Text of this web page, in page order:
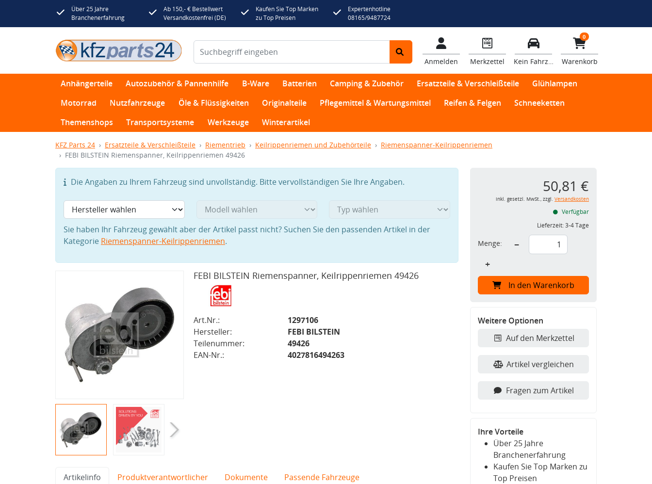
Über 25 Jahre
Branchenerfahrung
Ab 150,- € Bestellwert
Versandkostenfrei (DE)
Kaufen Sie Top Marken
zu Top Preisen
Expertenhotline
08165/9487724
Anmelden Merkzettel Kein Fahrzeug
0
Warenkorb
Anhängerteile Autozubehör & Pannenhilfe B-Ware Batterien Camping & Zubehör Ersatzteile & Verschleißteile
Glühlampen
Motorrad
Nutzfahrzeuge Öle & Flüssigkeiten Originalteile Pflegemittel & Wartungsmittel Reifen & Felgen
Schneeketten
Themenshops
Transportsysteme Werkzeuge Winterartikel
KFZ Parts 24 Ersatzteile & Verschleißteile Riementrieb Keilrippenriemen und Zubehörteile
Riemenspanner-Keilrippenriemen
FEBI BILSTEIN Riemenspanner, Keilrippenriemen 49426
Die Angaben zu Ihrem Fahrzeug sind unvollständig. Bitte vervollständigen Sie Ihre Angaben.
Sie haben Ihr Fahrzeug gewählt aber der Artikel passt nicht? Suchen Sie den passenden Artikel in der
Kategorie Riemenspanner-Keilrippenriemen.
FEBI BILSTEIN Riemenspanner, Keilrippenriemen 49426
Art.Nr.:
1297106
Hersteller:
FEBI BILSTEIN
Teilenummer:
49426
EAN-Nr.:
4027816494263
Artikelinfo Produktverantwortlicher Dokumente Passende Fahrzeuge
50,81 €
inkl. gesetzl. MwSt., zzgl. Versandkosten
Verfügbar
Lieferzeit:3-4 Tage
Menge:
−
+
In den Warenkorb
Weitere Optionen
Auf den Merkzettel
Artikel vergleichen
Fragen zum Artikel
Ihre Vorteile
Über 25 Jahre
Branchenerfahrung
Kaufen Sie Top Marken zu
Top Preisen